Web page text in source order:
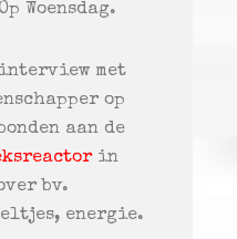
Woensdag.
interview met
op
aan de
in
bv.
energie.